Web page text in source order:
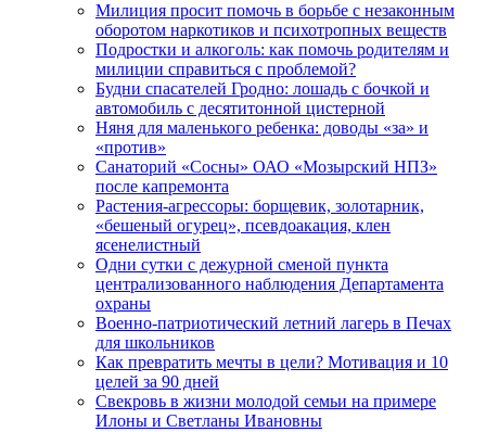
Милиция просит помочь в борьбе с незаконным
оборотом наркотиков и психотропных веществ
Подростки и алкоголь: как помочь родителям и
милиции справиться с проблемой?
Будни спасателей Гродно: лошадь с бочкой и
автомобиль с десятитонной цистерной
Няня для маленького ребенка: доводы «за» и
«против»
Санаторий «Сосны» ОАО «Мозырский НПЗ»
после капремонта
Растения-агрессоры: борщевик, золотарник,
«бешеный огурец», псевдоакация, клен
ясенелистный
Одни сутки с дежурной сменой пункта
централизованного наблюдения Департамента
охраны
Военно-патриотический летний лагерь в Печах
для школьников
Как превратить мечты в цели? Мотивация и 10
целей за 90 дней
Свекровь в жизни молодой семьи на примере
Илоны и Светланы Ивановны